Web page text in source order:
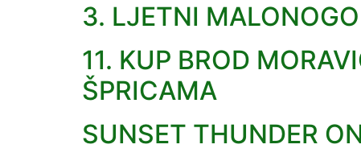
3. LJETNI
11. KUP BROD
ŠPRICAMA
SUNSET THUNDER